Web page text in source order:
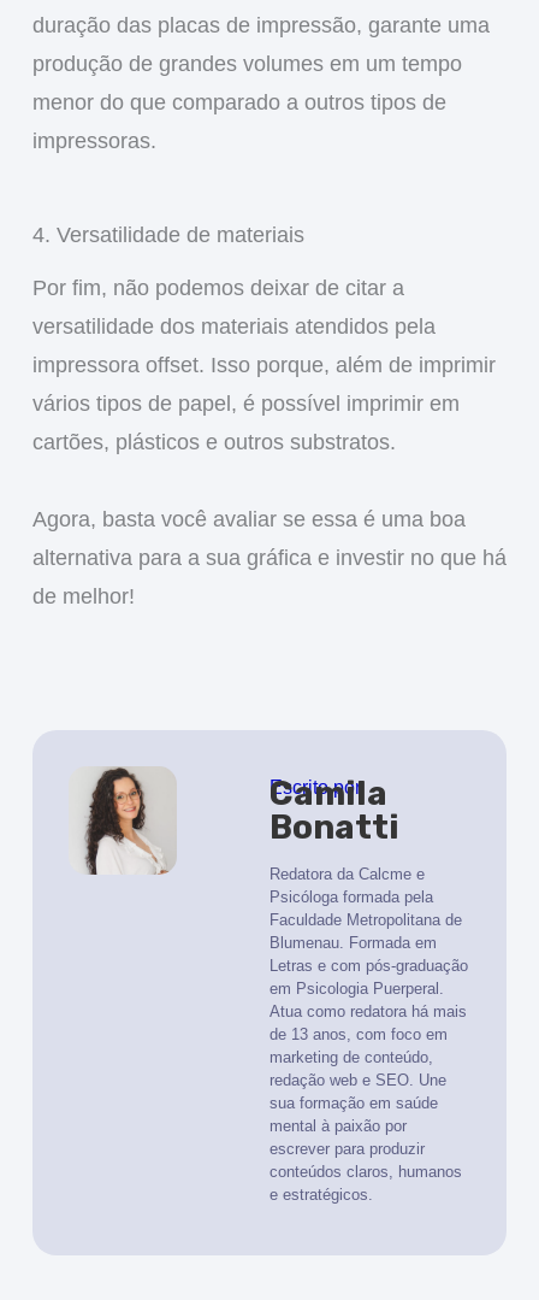
duração das placas de impressão, garante uma
produção de grandes volumes em um tempo
menor do que comparado a outros tipos de
impressoras.
4. Versatilidade de materiais
Por fim, não podemos deixar de citar a
versatilidade dos materiais atendidos pela
impressora offset. Isso porque, além de imprimir
vários tipos de papel, é possível imprimir em
cartões, plásticos e outros substratos.
Agora, basta você avaliar se essa é uma boa
alternativa para a sua gráfica e investir no que há
de melhor!
Escrito por
Camila
Bonatti
Redatora da Calcme e
Psicóloga formada pela
Faculdade Metropolitana de
Blumenau. Formada em
Letras e com pós-graduação
em Psicologia Puerperal.
Atua como redatora há mais
de 13 anos, com foco em
marketing de conteúdo,
redação web e SEO. Une
sua formação em saúde
mental à paixão por
escrever para produzir
conteúdos claros, humanos
e estratégicos.